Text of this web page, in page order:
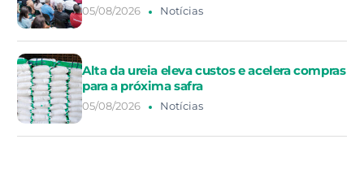
05/08/2026 Notícias
Alta da ureia eleva custos e acelera compras
para a próxima safra
05/08/2026 Notícias